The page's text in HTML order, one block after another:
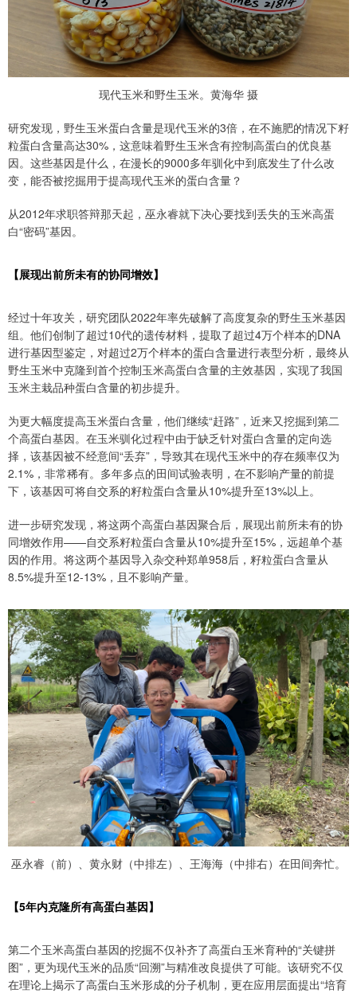
现代玉米和野生玉米。黄海华 摄
研究发现，野生玉米蛋白含量是现代玉米的3倍，在不施肥的情况下籽
粒蛋白含量高达30%，这意味着野生玉米含有控制高蛋白的优良基
因。这些基因是什么，在漫长的9000多年驯化中到底发生了什么改
变，能否被挖掘用于提高现代玉米的蛋白含量？
从2012年求职答辩那天起，巫永睿就下决心要找到丢失的玉米高蛋
白“密码”基因。
【展现出前所未有的协同增效】
经过十年攻关，研究团队2022年率先破解了高度复杂的野生玉米基因
组。他们创制了超过10代的遗传材料，提取了超过4万个样本的DNA
进行基因型鉴定，对超过2万个样本的蛋白含量进行表型分析，最终从
野生玉米中克隆到首个控制玉米高蛋白含量的主效基因，实现了我国
玉米主栽品种蛋白含量的初步提升。
为更大幅度提高玉米蛋白含量，他们继续“赶路”，近来又挖掘到第二
个高蛋白基因。在玉米驯化过程中由于缺乏针对蛋白含量的定向选
择，该基因被不经意间“丢弃”，导致其在现代玉米中的存在频率仅为
2.1%，非常稀有。多年多点的田间试验表明，在不影响产量的前提
下，该基因可将自交系的籽粒蛋白含量从10%提升至13%以上。
进一步研究发现，将这两个高蛋白基因聚合后，展现出前所未有的协
同增效作用——自交系籽粒蛋白含量从10%提升至15%，远超单个基
因的作用。将这两个基因导入杂交种郑单958后，籽粒蛋白含量从
8.5%提升至12-13%，且不影响产量。
巫永睿（前）、黄永财（中排左）、王海海（中排右）在田间奔忙。
【5年内克隆所有高蛋白基因】
第二个玉米高蛋白基因的挖掘不仅补齐了高蛋白玉米育种的“关键拼
图”，更为现代玉米的品质“回溯”与精准改良提供了可能。该研究不仅
在理论上揭示了高蛋白玉米形成的分子机制，更在应用层面提出“培育